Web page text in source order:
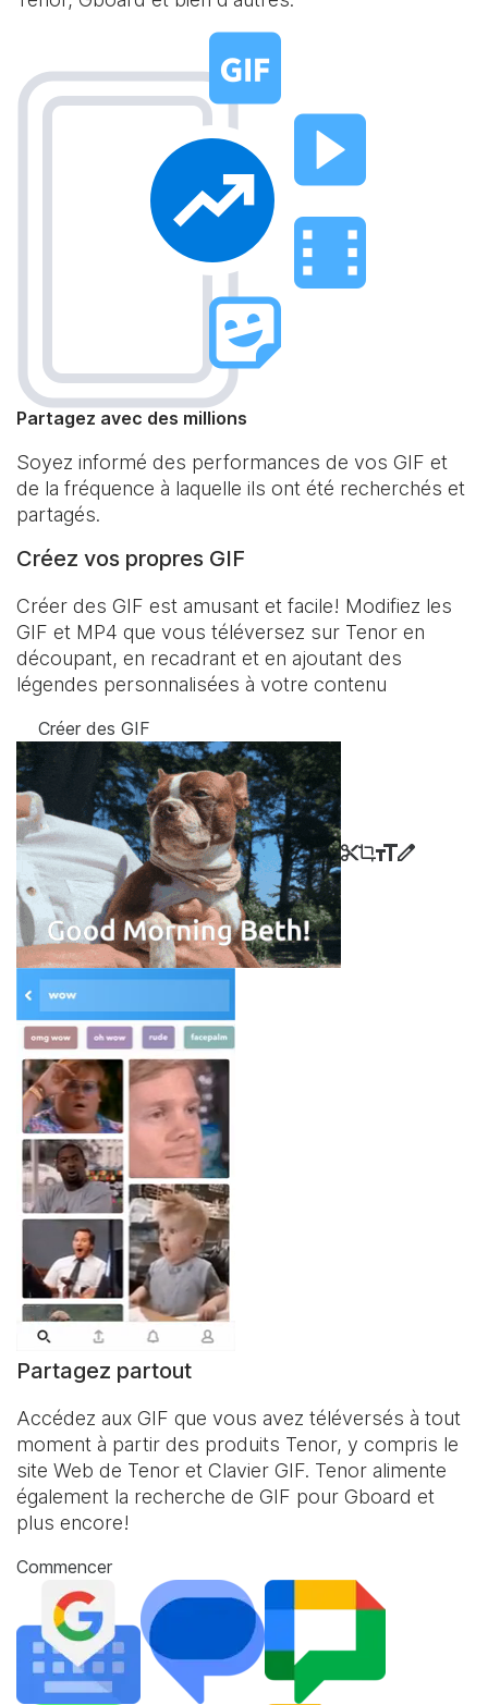
Partagez avec des millions
Soyez informé des performances de vos GIF et
de la fréquence à laquelle ils ont été recherchés et
partagés.
Créez vos propres GIF
Créer des GIF est amusant et facile! Modifiez les
GIF et MP4 que vous téléversez sur Tenor en
découpant, en recadrant et en ajoutant des
légendes personnalisées à votre contenu
Créer des GIF
Partagez partout
Accédez aux GIF que vous avez téléversés à tout
moment à partir des produits Tenor, y compris le
site Web de Tenor et Clavier GIF. Tenor alimente
également la recherche de GIF pour Gboard et
plus encore!
Commencer